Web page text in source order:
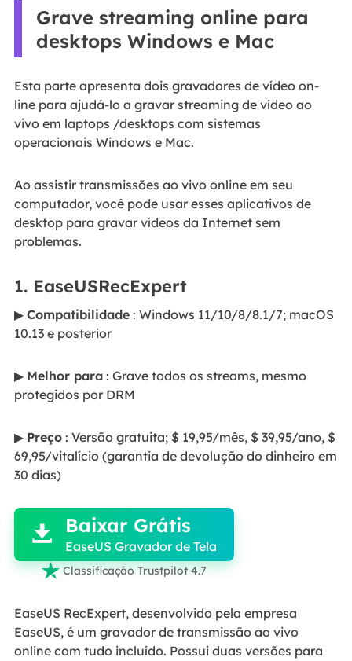
Grave streaming online para
desktops Windows e Mac
Esta parte apresenta dois gravadores de vídeo on-
line para ajudá-lo a gravar streaming de vídeo ao
vivo em laptops /desktops com sistemas
operacionais Windows e Mac.
Ao assistir transmissões ao vivo online em seu
computador, você pode usar esses aplicativos de
desktop para gravar vídeos da Internet sem
problemas.
1. EaseUSRecExpert
▶ Compatibilidade: Windows 11/10/8/8.1/7; macOS
10.13 e posterior
▶ Melhor para: Grave todos os streams, mesmo
protegidos por DRM
▶ Preço: Versão gratuita; $ 19,95/mês, $ 39,95/ano, $
69,95/vitalício (garantia de devolução do dinheiro em
30 dias)

 Baixar Grátis
EaseUS Gravador de Tela
 Classificação Trustpilot 4.7
EaseUS RecExpert, desenvolvido pela empresa
EaseUS, é um gravador de transmissão ao vivo
online com tudo incluído. Possui duas versões para